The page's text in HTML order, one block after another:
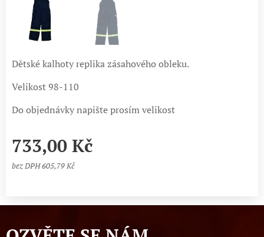
Dětské kalhoty replika zásahového obleku.
Velikost 98-110
Do objednávky napište prosím velikost
733,00 Kč
bez DPH 605,79 Kč